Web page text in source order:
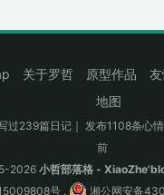
关于罗哲 原型作品
地图
过239篇日记｜ 发布1108条心
前
2026 小哲部落格 -
号 . 湘公网安备